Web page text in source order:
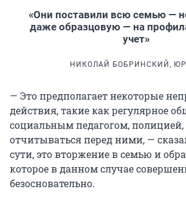
«Они поставили всю семью —
даже образцовую — на
учет»
НИКОЛАЙ БОБРИНСКИЙ,
— Это предполагает некоторые
действия, такие как регулярное
социальным педагогом,
отчитываться перед ними, —
сути, это вторжение в семью и
которое в данном случае
безосновательно.